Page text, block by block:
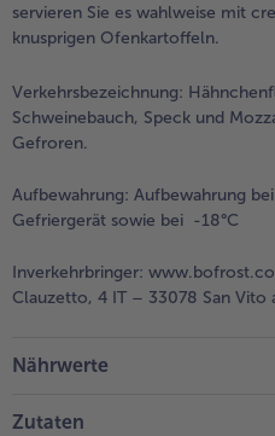
servieren Sie es wahlweise mit
knusprigen Ofenkartoffeln.
Verkehrsbezeichnung:
Schweinebauch, Speck und
Gefroren.
Aufbewahrung: Aufbewahrung
Gefriergerät sowie bei -18°C
Inverkehrbringer:
Clauzetto, 4 IT – 33078 San Vito
Nährwerte
Zutaten